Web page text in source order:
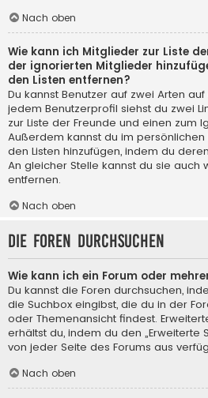
Nach oben
Wie kann ich Mitglieder zur Liste
der ignorierten Mitglieder
den Listen entfernen?
Du kannst Benutzer auf zwei Arten
jedem Benutzerprofil siehst du zwei
zur Liste der Freunde und einen zum
Außerdem kannst du im persönlichen
den Listen hinzufügen, indem du
An gleicher Stelle kannst du sie auch
entfernen.
Nach oben
Die Foren durchsuchen
Wie kann ich ein Forum oder
Du kannst die Foren durchsuchen,
die Suchbox eingibst, die du in der
oder Themenansicht findest.
erhältst du, indem du den „Erweiterte
von jeder Seite des Forums aus
Nach oben